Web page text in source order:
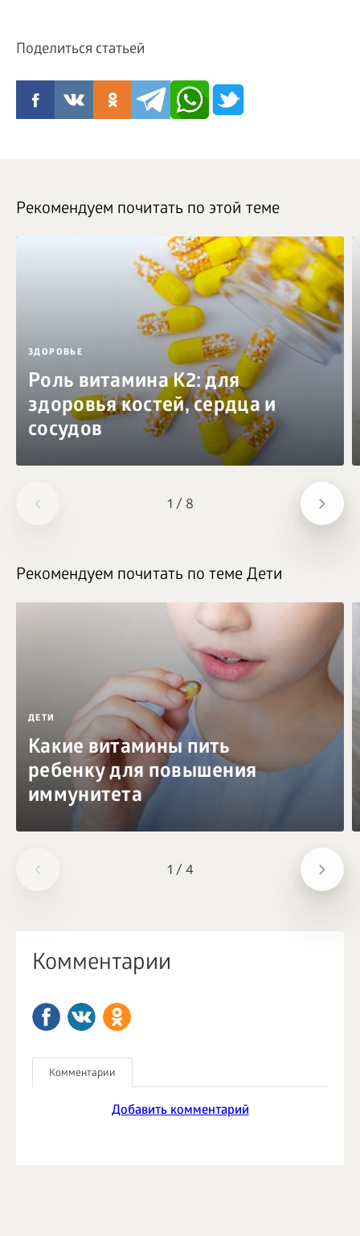
Поделиться статьей
1 / 8
Рекомендуем почитать по этой теме
ЗДОРОВЬЕ
Роль витамина K2: для
здоровья костей, сердца и
сосудов
1 / 4
Рекомендуем почитать по теме Дети
ДЕТИ
Какие витамины пить
ребенку для повышения
иммунитета
Комментарии
Комментарии
Добавить комментарий